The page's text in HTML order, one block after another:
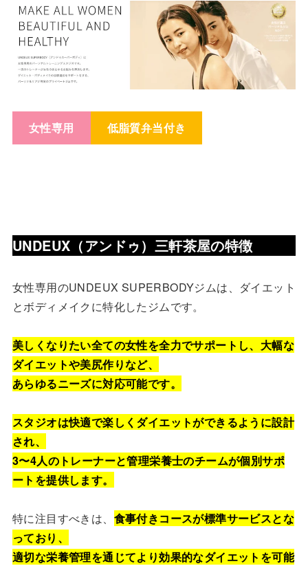
女性専用 低脂質弁当付き
UNDEUX（アンドゥ） 三軒茶屋の特徴
女性専用のUNDEUX SUPERBODYジムは、ダイエット
とボディメイクに特化したジムです。
美しくなりたい全ての女性を全力でサポートし、大幅な
ダイエットや美尻作りなど、
あらゆるニーズに対応可能です。
スタジオは快適で楽しくダイエットができるように設計
され、
3〜4人のトレーナーと管理栄養士のチームが個別サポ
ートを提供します。
特に注目すべきは、 食事付きコースが標準サービスとな
っており、
適切な栄養管理を通じてより効果的なダイエットを可能